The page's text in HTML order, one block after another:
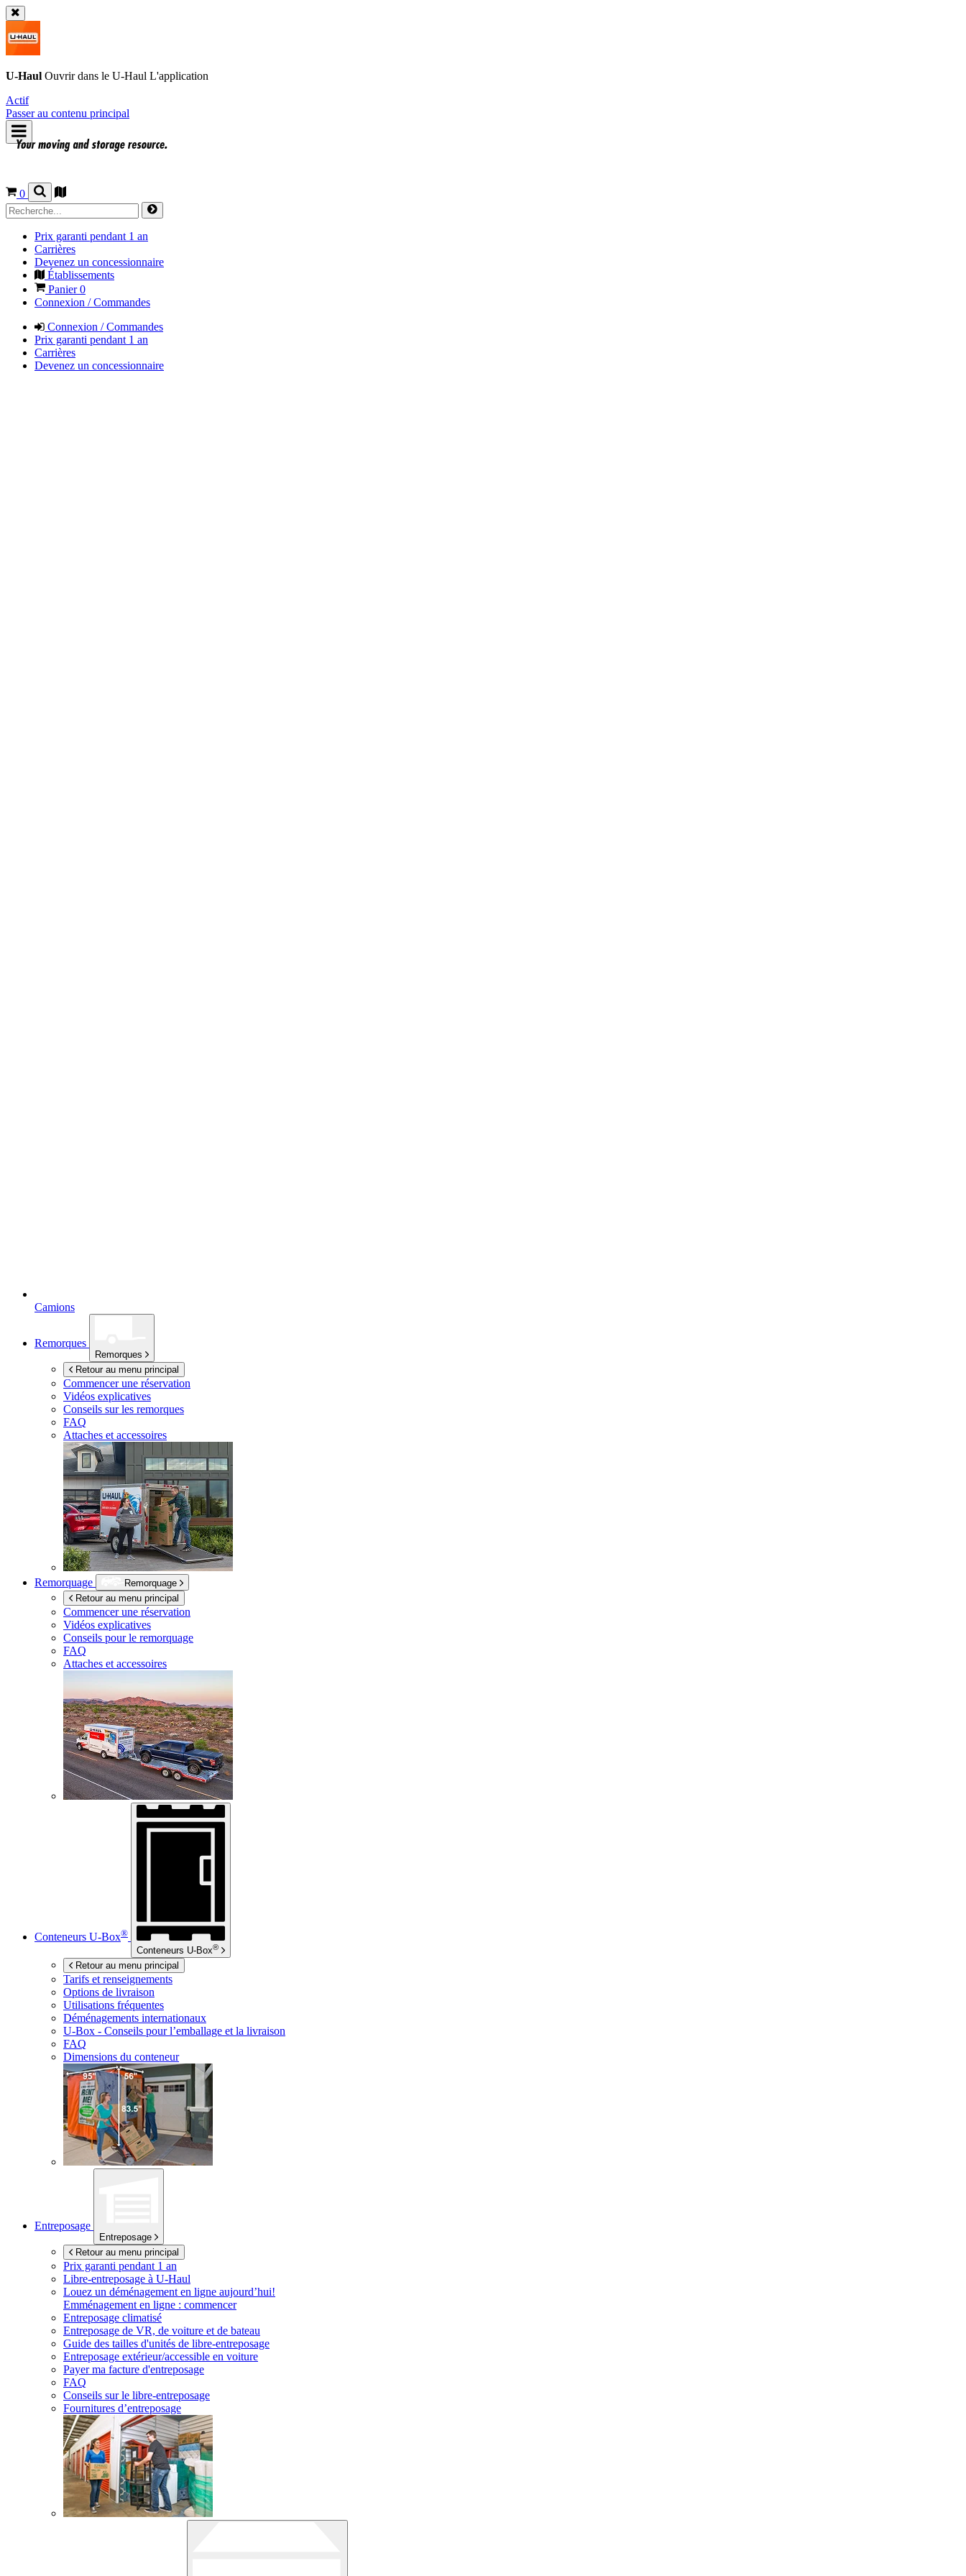
U-Haul Ouvrir dans le U-Haul L'application
Actif
Passer au contenu principal
0
Prix garanti pendant 1 an
Carrières
Devenez un concessionnaire
Établissements
Panier0
Connexion / Commandes
Connexion / Commandes
Prix garanti pendant 1 an
Carrières
Devenez un concessionnaire
Camions
Remorques
Remorques
Retour au menu principal
Commencer une réservation
Vidéos explicatives
Conseils sur les remorques
FAQ
Attaches et accessoires
Remorquage
Remorquage
Retour au menu principal
Commencer une réservation
Vidéos explicatives
Conseils pour le remorquage
FAQ
Attaches et accessoires
Conteneurs U-Box®
Conteneurs U-Box®
Retour au menu principal
Tarifs et renseignements
Options de livraison
Utilisations fréquentes
Déménagements internationaux
U-Box - Conseils pour l’emballage et la livraison
FAQ
Dimensions du conteneur
Entreposage
Entreposage
Retour au menu principal
Prix garanti pendant 1 an
Libre-entreposage à U-Haul
Louez un déménagement en ligne aujourd’hui!
Emménagement en ligne : commencer
Entreposage climatisé
Entreposage de VR, de voiture et de bateau
Guide des tailles d'unités de libre-entreposage
Entreposage extérieur/accessible en voiture
Payer ma facture d'entreposage
FAQ
Conseils sur le libre-entreposage
Fournitures d’entreposage